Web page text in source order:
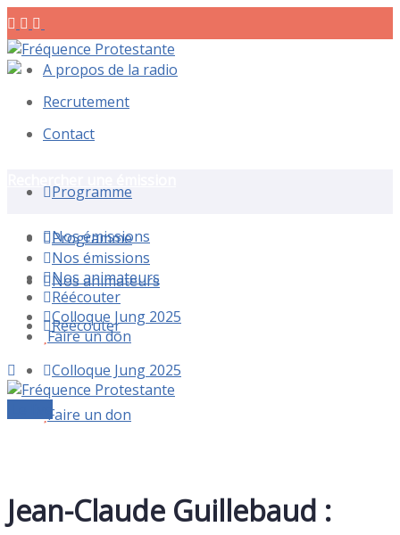
A propos de la radio
Recrutement
Contact
Programme
Nos émissions
Nos animateurs
Réécouter
Colloque Jung 2025
Faire un don
Programme
Nos émissions
Nos animateurs
Réécouter
Colloque Jung 2025
Faire un don
Jean-Claude Guillebaud :